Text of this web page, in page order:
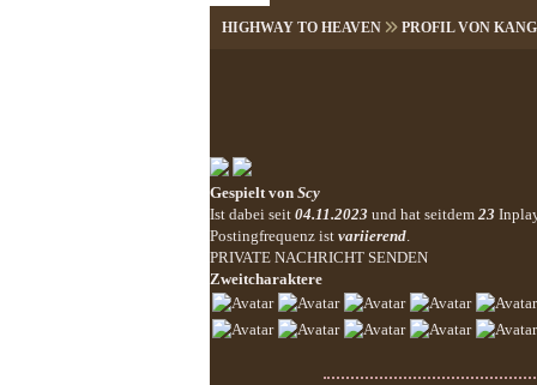
HIGHWAY TO HEAVEN PROFIL VON
Gespielt von Scy
Ist dabei seit 04.11.2023 und hat seitdem 23
Postingfrequenz ist variierend.
PRIVATE NACHRICHT SENDEN
Zweitcharaktere